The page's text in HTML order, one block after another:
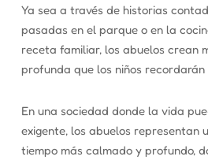
Ya sea a través de historias
pasadas en el parque o en la
receta familiar, los abuelos crean
profunda que los niños
En una sociedad donde la vida
exigente, los abuelos representan
tiempo más calmado y profundo,